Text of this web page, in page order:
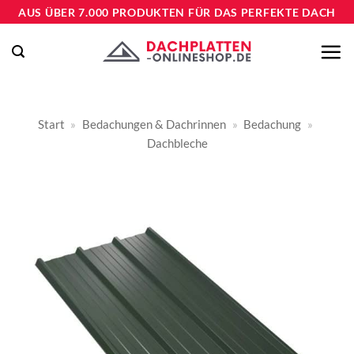
Zum
springen
AUS ÜBER 7.000 PRODUKTEN FÜR DAS PERFEKTE DACH
Start » Bedachungen & Dachrinnen » Bedachung »
Dachbleche